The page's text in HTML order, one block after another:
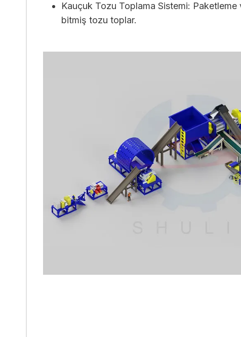
Kauçuk Tozu Toplama Sistemi:
bitmiş tozu toplar.